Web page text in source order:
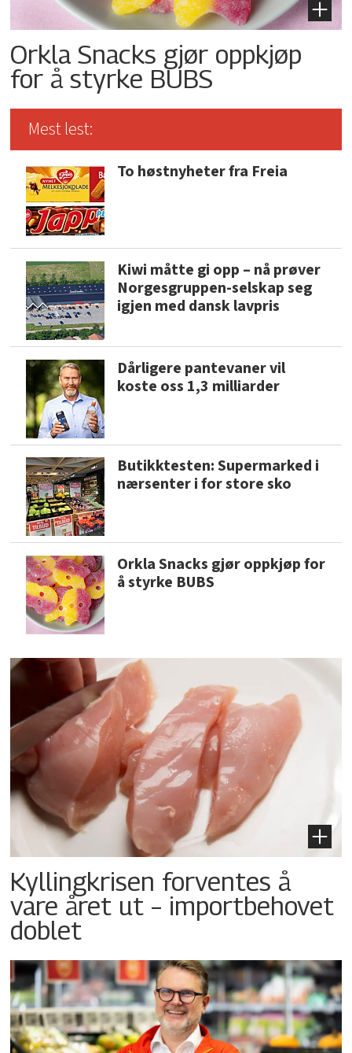
Orkla Snacks gjør oppkjøp
for å styrke BUBS
Mest lest:
To høstnyheter fra Freia
Kiwi måtte gi opp – nå prøver
Norgesgruppen-selskap seg
igjen med dansk lavpris
Dårligere pantevaner vil
koste oss 1,3 milliarder
Butikktesten: Supermarked i
nærsenter i for store sko
Orkla Snacks gjør oppkjøp for
å styrke BUBS
Kyllingkrisen forventes å
vare året ut – importbehovet
doblet